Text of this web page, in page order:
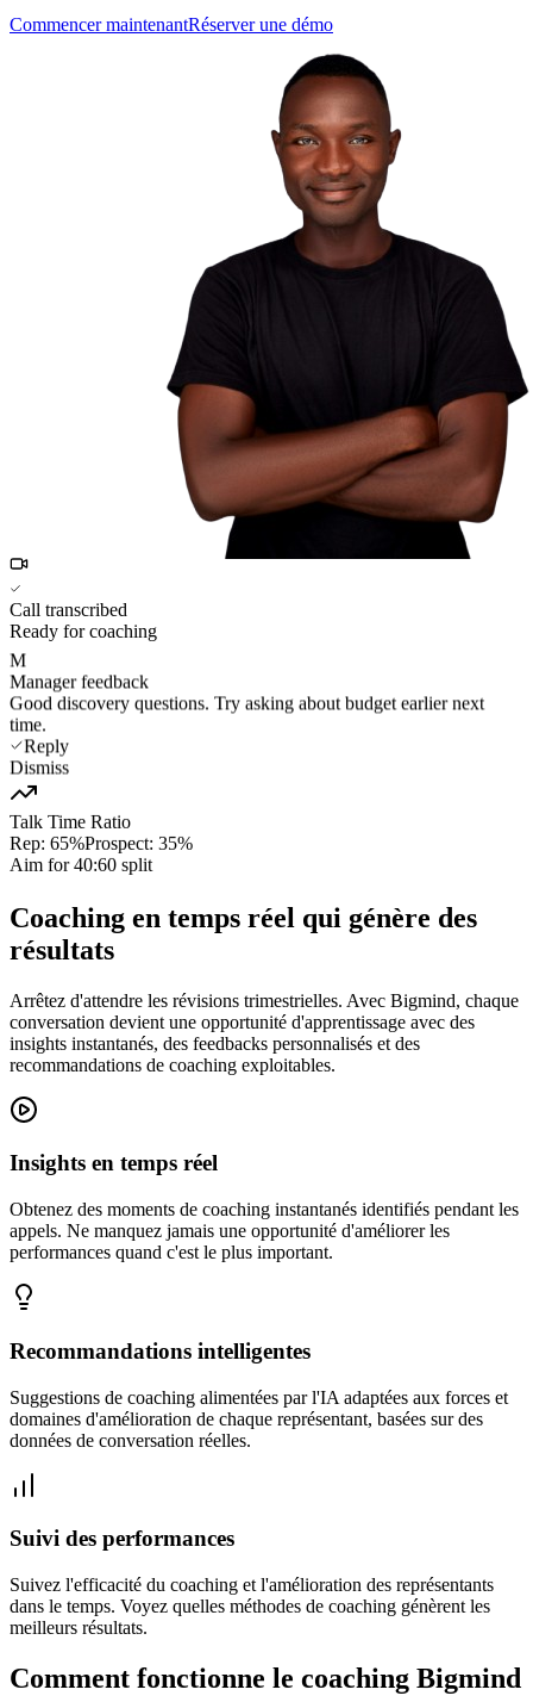
Commencer maintenantRéserver une démo
Call transcribed
Ready for coaching
M
Manager feedback
Good discovery questions. Try asking about budget earlier next
time.
Reply
Dismiss
Talk Time Ratio
Rep: 65%Prospect: 35%
Aim for 40:60 split
Coaching en temps réel qui génère des
résultats
Arrêtez d'attendre les révisions trimestrielles. Avec Bigmind, chaque
conversation devient une opportunité d'apprentissage avec des
insights instantanés, des feedbacks personnalisés et des
recommandations de coaching exploitables.
Insights en temps réel
Obtenez des moments de coaching instantanés identifiés pendant les
appels. Ne manquez jamais une opportunité d'améliorer les
performances quand c'est le plus important.
Recommandations intelligentes
Suggestions de coaching alimentées par l'IA adaptées aux forces et
domaines d'amélioration de chaque représentant, basées sur des
données de conversation réelles.
Suivi des performances
Suivez l'efficacité du coaching et l'amélioration des représentants
dans le temps. Voyez quelles méthodes de coaching génèrent les
meilleurs résultats.
Comment fonctionne le coaching Bigmind